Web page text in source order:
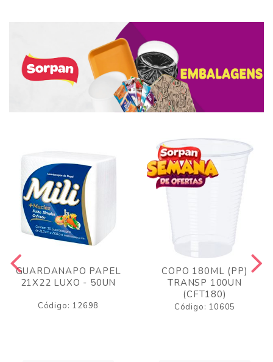
GUARDANAPO PAPEL
21X22 LUXO - 50UN
Código: 12698
COPO 180ML (PP)
TRANSP 100UN
(CFT180)
Código: 10605